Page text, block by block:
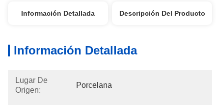
Información Detallada Descripción Del Producto
Información Detallada
Lugar De
Origen:
Porcelana